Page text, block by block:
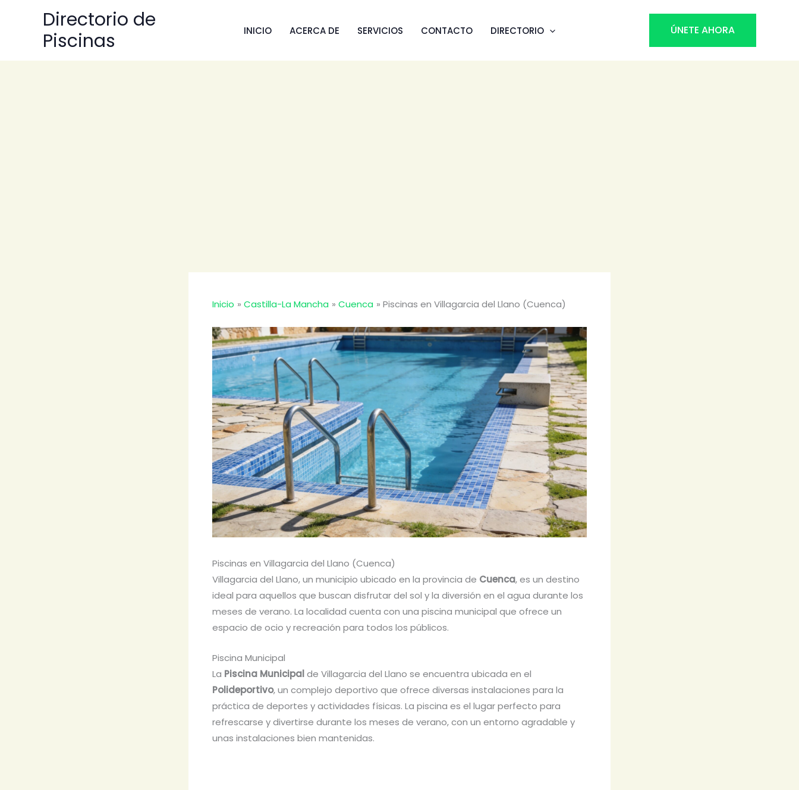
Directorio de
Piscinas
INICIO ACERCA DE SERVICIOS CONTACTO DIRECTORIO ÚNETE AHORA
Inicio Castilla-La Mancha Cuenca Piscinas en Villagarcia del Llano (Cuenca)
Piscinas en Villagarcia del Llano (Cuenca)
Villagarcia del Llano, un municipio ubicado en la provincia de Cuenca, es un destino
ideal para aquellos que buscan disfrutar del sol y la diversión en el agua durante los
meses de verano. La localidad cuenta con una piscina municipal que ofrece un
espacio de ocio y recreación para todos los públicos.
Piscina Municipal
La Piscina Municipal de Villagarcia del Llano se encuentra ubicada en el
Polideportivo, un complejo deportivo que ofrece diversas instalaciones para la
práctica de deportes y actividades físicas. La piscina es el lugar perfecto para
refrescarse y divertirse durante los meses de verano, con un entorno agradable y
unas instalaciones bien mantenidas.